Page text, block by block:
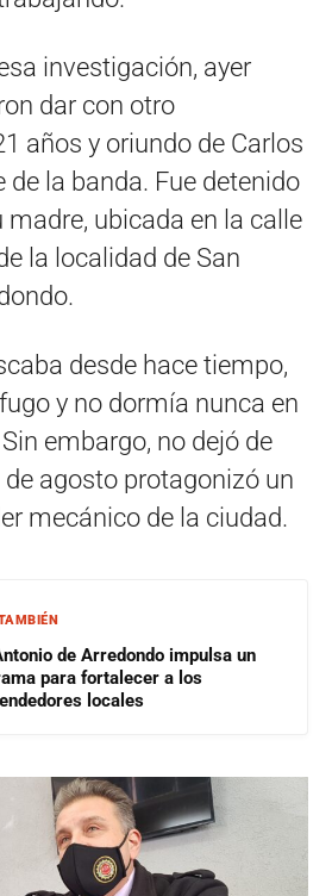
investigación, ayer
dar con otro
años y oriundo de Carlos
de la banda. Fue detenido
madre, ubicada en la calle
la localidad de San
desde hace tiempo,
y no dormía nunca en
embargo, no dejó de
de agosto protagonizó un
mecánico de la ciudad.
de Arredondo impulsa un
para fortalecer a los
locales